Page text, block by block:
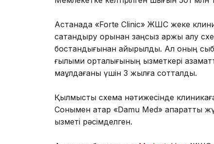
Астанада «Forte Clinic» ЖШС жеке
сақтандыру қорынан заңсыз қаржы алу
бостандығынан айырылды. Ал оның
ғылыми орталығының қызметкері
мақұлдағаны үшін 3 жылға сотталды.
Қылмыстық схема нәтижесінде
Сонымен қатар «Damu Med» ақпараттық
қызметі рәсімделген.